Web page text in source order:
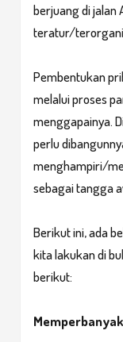
berjuang di jalan
teratur/
Pembentukan
melalui proses
menggapainya.
perlu
menghampiri/
sebagai tangga
Berikut ini, ada
kita lakukan di
berikut: